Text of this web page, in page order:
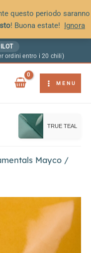
questo periodo saranno
! Buona estate! Ignora
ordini entro i 20 chili)
MENU
TRUE TEAL
Mayco /